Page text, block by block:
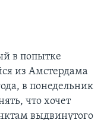
в попытке
из Амстердама
в понедельник
что хочет
выдвинутого